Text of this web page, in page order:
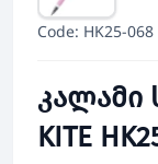
Code: HK25-068
KITE